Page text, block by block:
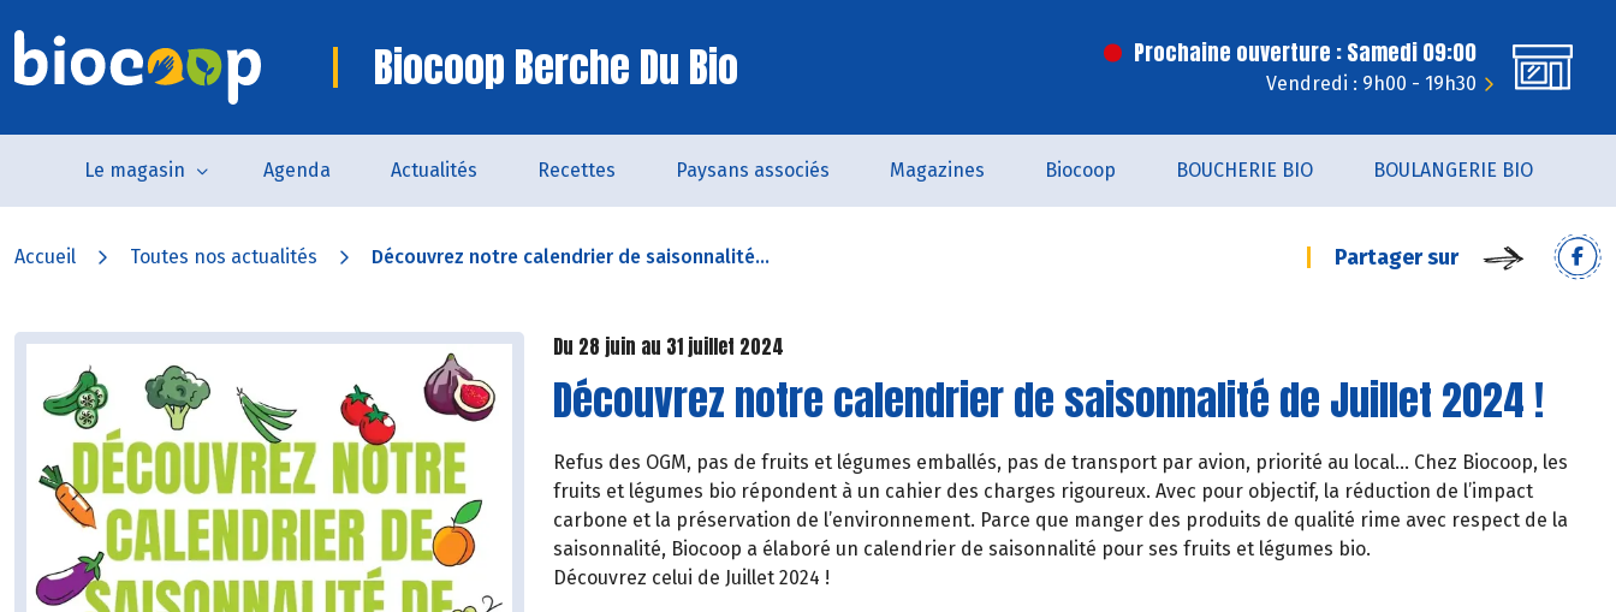
Biocoop Berche Du Bio Prochaine ouverture : Samedi 09:00
Vendredi : 9h00 - 19h30
Le magasin Agenda Actualités Recettes Paysans associés Magazines Biocoop BOUCHERIE BIO BOULANGERIE BIO
Accueil Toutes nos actualités Découvrez notre calendrier de saisonnalité... Partager sur
Du 28 juin au 31 juillet 2024
Découvrez notre calendrier de saisonnalité de Juillet 2024 !
Refus des OGM, pas de fruits et légumes emballés, pas de transport par avion, priorité au local… Chez Biocoop, les
fruits et légumes bio répondent à un cahier des charges rigoureux. Avec pour objectif, la réduction de l’impact
carbone et la préservation de l’environnement. Parce que manger des produits de qualité rime avec respect de la
saisonnalité, Biocoop a élaboré un calendrier de saisonnalité pour ses fruits et légumes bio.
Découvrez celui de Juillet 2024 !